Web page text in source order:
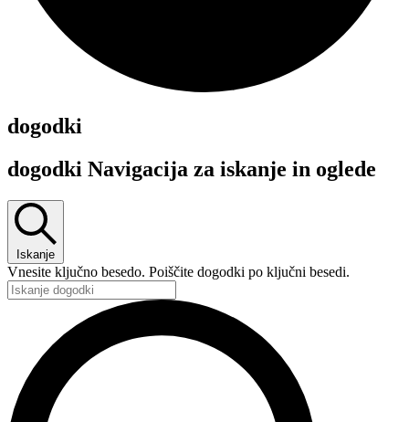
dogodki
dogodki Navigacija za iskanje in oglede
Iskanje
Vnesite ključno besedo. Poiščite dogodki po ključni besedi.